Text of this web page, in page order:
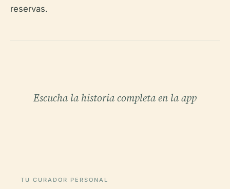
reservas.
Escucha la historia completa en la app
TU CURADOR PERSONAL